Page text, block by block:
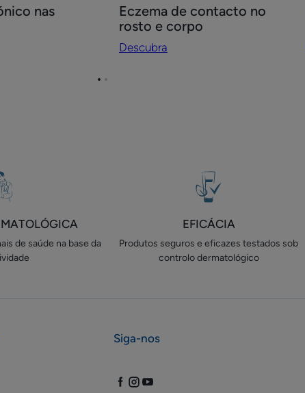
nas
Eczema
de
contacto
Eczema de contacto no
rosto e corpo
Descubra
IrIr
de saúde na base da
EFICÁCIA
Produtos seguros e eficazes testados sob
controlo dermatológico
Siga-nos